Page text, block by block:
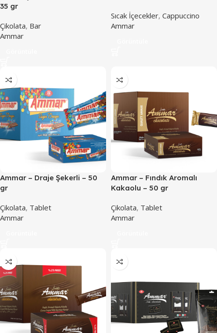
35 gr
Çikolata, Bar
Ammar
Sıcak İçecekler, Cappuccino
Ammar
Ammar – Draje Şekerli – 50
gr
Çikolata, Tablet
Ammar
Ammar – Fındık Aromalı
Kakaolu – 50 gr
Çikolata, Tablet
Ammar